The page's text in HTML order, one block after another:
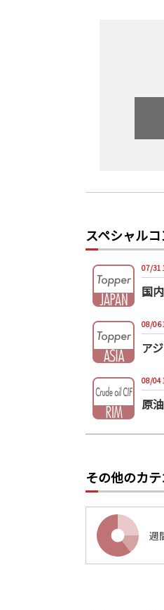
スペシャル
07/31
国
08/06
ア
08/04
原
その他のカテ
週